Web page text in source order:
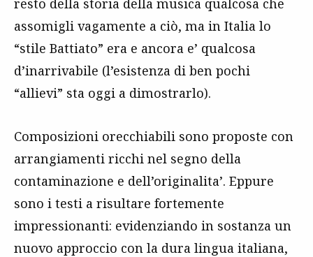
assomigli vagamente a ciò, ma in Italia lo
“stile Battiato” era e ancora e’ qualcosa
d’inarrivabile (l’esistenza di ben pochi
“allievi” sta oggi a dimostrarlo).
Composizioni orecchiabili sono proposte con
arrangiamenti ricchi nel segno della
contaminazione e dell’originalita’. Eppure
sono i testi a risultare fortemente
impressionanti: evidenziando in sostanza un
nuovo approccio con la dura lingua italiana,